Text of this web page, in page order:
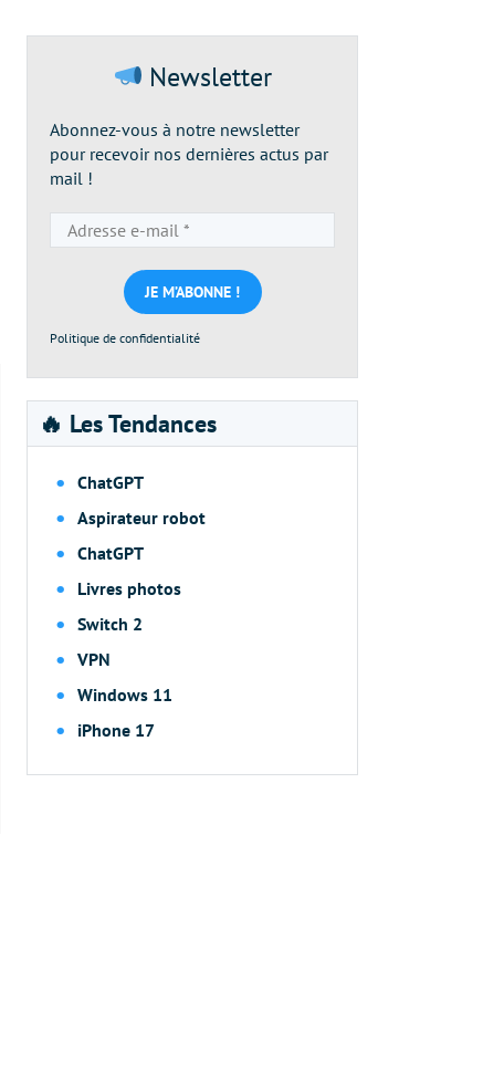
Newsletter
Abonnez-vous à notre newsletter
pour recevoir nos dernières actus par
mail !
e-
mail
*
Politique de confidentialité
🔥 Les Tendances
ChatGPT
Aspirateur robot
ChatGPT
Livres photos
Switch 2
VPN
Windows 11
iPhone 17